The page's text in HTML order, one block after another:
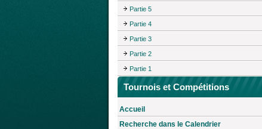
Partie 5
Partie 4
Partie 3
Partie 2
Partie 1
Tournois et Compétitions
Accueil
Recherche dans le Calendrier